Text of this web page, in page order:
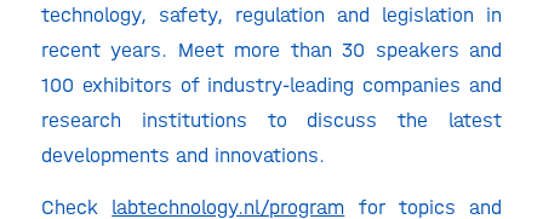
technology, safety, regulation and legislation in
recent years. Meet more than 30 speakers and
100 exhibitors of industry-leading companies and
research institutions to discuss the latest
developments and innovations.
Check labtechnology.nl/program for topics and